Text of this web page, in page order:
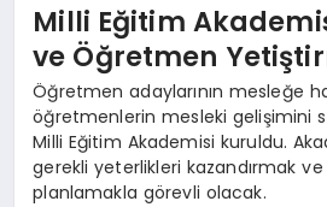
Milli Eğitim
ve Öğretmen
Öğretmen adaylarının mesleğe
öğretmenlerin mesleki gelişimini
Milli Eğitim Akademisi kuruldu.
gerekli yeterlikleri kazandırmak
planlamakla görevli olacak.